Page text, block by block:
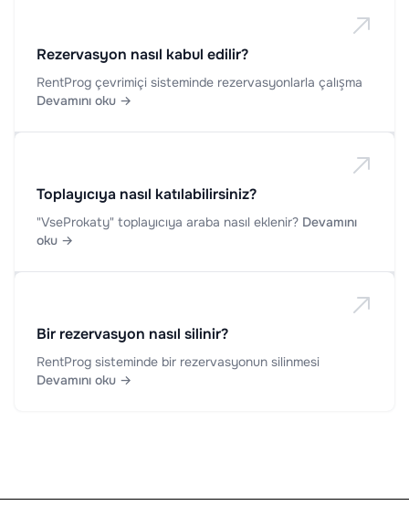
Rezervasyon nasıl kabul edilir?
RentProg çevrimiçi sisteminde rezervasyonlarla çalışma
Devamını oku →
Toplayıcıya nasıl katılabilirsiniz?
"VseProkaty" toplayıcıya araba nasıl eklenir? Devamını
oku →
Bir rezervasyon nasıl silinir?
RentProg sisteminde bir rezervasyonun silinmesi
Devamını oku →